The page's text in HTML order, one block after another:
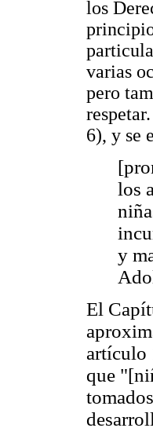
los
varias
pero
6), y se
los
y
El
artículo
que